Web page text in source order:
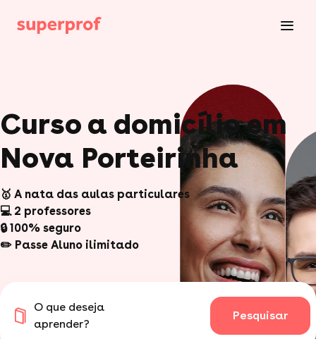
Curso a domicílio em
Nova Porteirinha
🥇 A nata das aulas particulares
💻 2 professores
🔒 100% seguro
✏️ Passe Aluno ilimitado
O que deseja
aprender?
Pesquisar